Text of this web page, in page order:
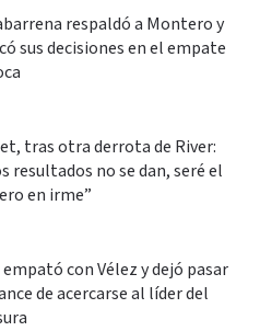
respaldó a Montero y
sus decisiones en el empate
tras otra derrota de River:
resultados no se dan, seré el
en irme”
empató con Vélez y dejó pasar
de acercarse al líder del